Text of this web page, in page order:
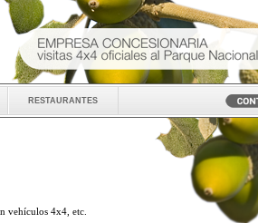
restaurantes
vehículos 4x4, etc.